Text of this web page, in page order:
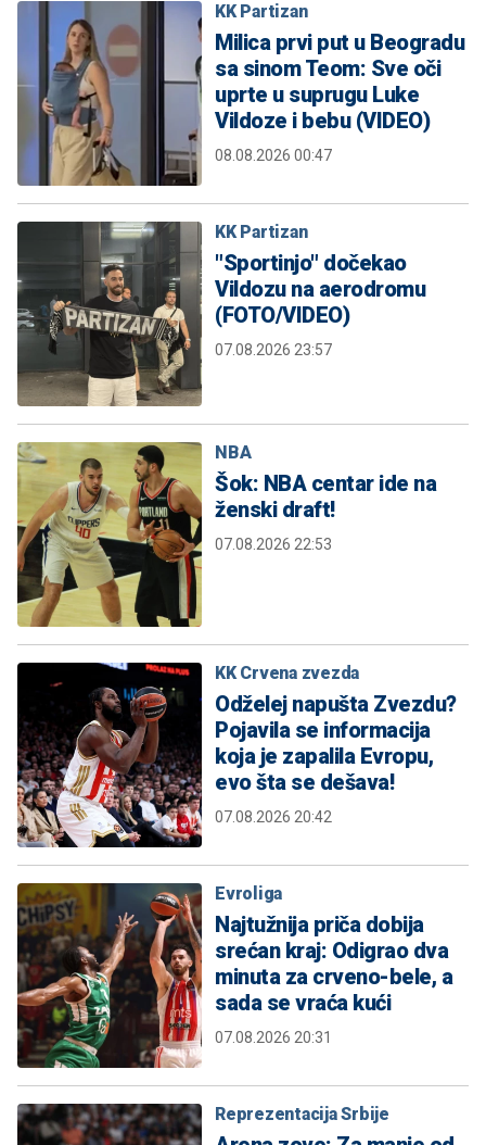
KK Partizan
Milica prvi put u Beogradu
sa sinom Teom: Sve oči
uprte u suprugu Luke
Vildoze i bebu (VIDEO)
08.08.2026 00:47
KK Partizan
"Sportinjo" dočekao
Vildozu na aerodromu
(FOTO/VIDEO)
07.08.2026 23:57
NBA
Šok: NBA centar ide na
ženski draft!
07.08.2026 22:53
KK Crvena zvezda
Odželej napušta Zvezdu?
Pojavila se informacija
koja je zapalila Evropu,
evo šta se dešava!
07.08.2026 20:42
Evroliga
Najtužnija priča dobija
srećan kraj: Odigrao dva
minuta za crveno-bele, a
sada se vraća kući
07.08.2026 20:31
Reprezentacija Srbije